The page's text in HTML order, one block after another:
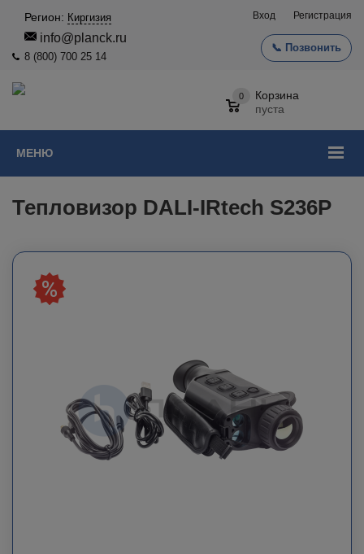
Регион: Киргизия
info@planck.ru
8 (800) 700 25 14
📞 Позвонить
Вход Регистрация
МЕНЮ
0
Корзина
пуста
Тепловизор DALI-IRtech S236P